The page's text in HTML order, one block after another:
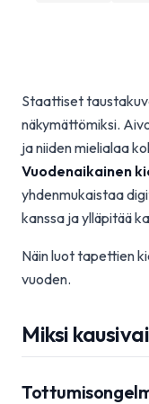
Staattiset
näkymättömiksi.
ja niiden mielialaa
Vuodenaikainen
yhdenmukaistaa
kanssa ja ylläpitää
Näin luot tapettien
vuoden.
Miksi